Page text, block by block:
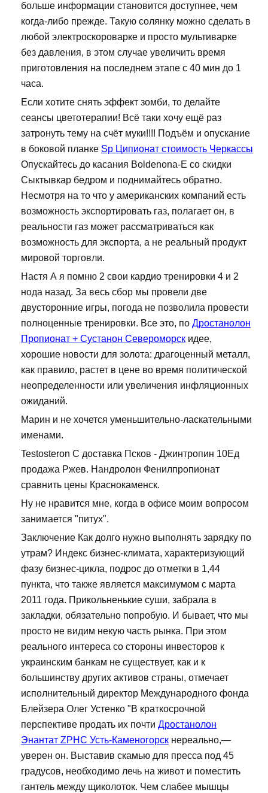
больше информации становится доступнее, чем
когда-либо прежде. Такую солянку можно сделать в
любой электроскороварке и просто мультиварке
без давления, в этом случае увеличить время
приготовления на последнем этапе с 40 мин до 1
часа.
Если хотите снять эффект зомби, то делайте
сеансы цветотерапии! Всё таки хочу ещё раз
затронуть тему на счёт муки!!!! Подъём и опускание
в боковой планке Sp Ципионат стоимость Черкассы
Опускайтесь до касания Boldenona-E со скидки
Сыктывкар бедром и поднимайтесь обратно.
Несмотря на то что у американских компаний есть
возможность экспортировать газ, полагает он, в
реальности газ может рассматриваться как
возможность для экспорта, а не реальный продукт
мировой торговли.
Настя А я помню 2 свои кардио тренировки 4 и 2
нода назад. За весь сбор мы провели две
двусторонние игры, погода не позволила провести
полноценные тренировки. Все это, по Дростанолон
Пропионат + Сустанон Североморск идее,
хорошие новости для золота: драгоценный металл,
как правило, растет в цене во время политической
неопределенности или увеличения инфляционных
ожиданий.
Марин и не хочется уменьшительно-ласкательными
именами.
Testosteron C доставка Псков - Джинтропин 10Ед
продажа Ржев. Нандролон Фенилпропионат
сравнить цены Краснокаменск.
Ну не нравится мне, когда в офисе моим вопросом
занимается "питух".
Заключение Как долго нужно выполнять зарядку по
утрам? Индекс бизнес-климата, характеризующий
фазу бизнес-цикла, подрос до отметки в 1,44
пункта, что также является максимумом с марта
2011 года. Прикольненькие суши, забрала в
закладки, обязательно попробую. И бывает, что мы
просто не видим некую часть рынка. При этом
реального интереса со стороны инвесторов к
украинским банкам не существует, как и к
большинству других активов страны, отмечает
исполнительный директор Международного фонда
Блейзера Олег Устенко "В краткосрочной
перспективе продать их почти Дростанолон
Энантат ZPHC Усть-Каменогорск нереально,—
уверен он. Выставив скамью для пресса под 45
градусов, необходимо лечь на живот и поместить
гантель между щиколоток. Чем слабее мышцы